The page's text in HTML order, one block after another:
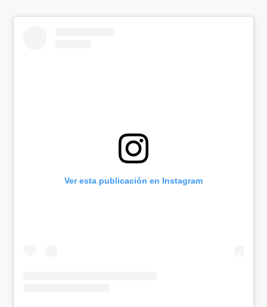
Ver esta publicación en Instagram